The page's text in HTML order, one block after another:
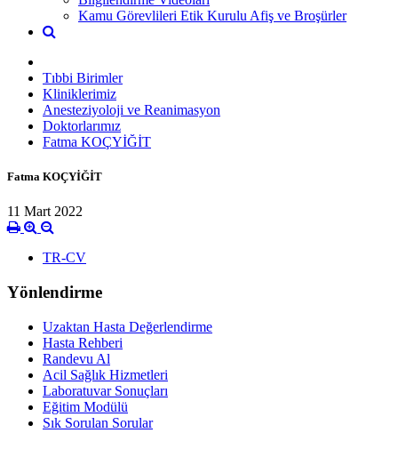
Kamu Görevlileri Etik Kurulu Afiş ve Broşürler
Tıbbi Birimler
Kliniklerimiz
Anesteziyoloji ve Reanimasyon
Doktorlarımız
Fatma KOÇYİĞİT
Fatma KOÇYİĞİT
11 Mart 2022
TR-CV
Yönlendirme
Uzaktan Hasta Değerlendirme
Hasta Rehberi
Randevu Al
Acil Sağlık Hizmetleri
Laboratuvar Sonuçları
Eğitim Modülü
Sık Sorulan Sorular